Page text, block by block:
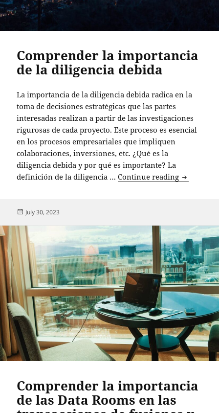
Comprender la importancia
de la diligencia debida
La importancia de la diligencia debida radica en la
toma de decisiones estratégicas que las partes
interesadas realizan a partir de las investigaciones
rigurosas de cada proyecto. Este proceso es esencial
en los procesos empresariales que impliquen
colaboraciones, inversiones, etc. ¿Qué es la
diligencia debida y por qué es importante? La
definición de la diligencia …Continue reading
Posted
July 30, 2023
Comprender la importancia
de las Data Rooms en las